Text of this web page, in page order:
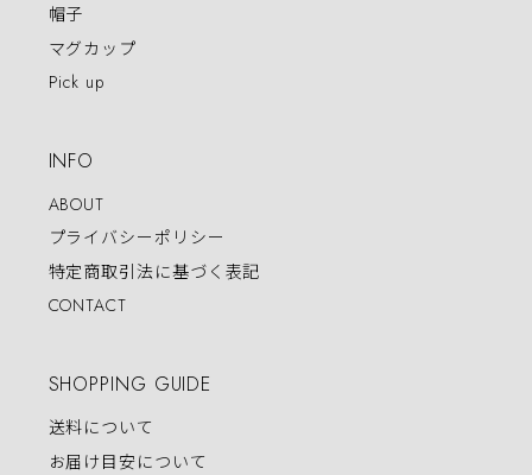
帽子
マグカップ
Pick up
INFO
ABOUT
プライバシーポリシー
特定商取引法に基づく表記
CONTACT
SHOPPING GUIDE
送料について
お届け目安について